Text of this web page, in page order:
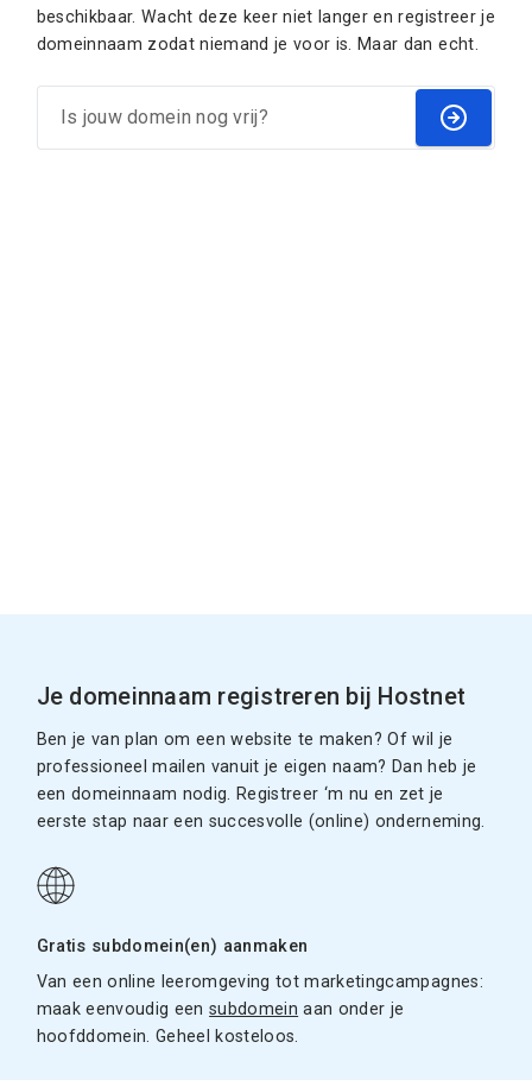
beschikbaar. Wacht deze keer niet langer en registreer je
domeinnaam zodat niemand je voor is. Maar dan echt.
Je domeinnaam registreren bij Hostnet
Ben je van plan om een website te maken? Of wil je
professioneel mailen vanuit je eigen naam? Dan heb je
een domeinnaam nodig. Registreer ‘m nu en zet je
eerste stap naar een succesvolle (online) onderneming.
Gratis subdomein(en) aanmaken
Van een online leeromgeving tot marketingcampagnes:
maak eenvoudig eensubdomein aan onder je
hoofddomein. Geheel kosteloos.